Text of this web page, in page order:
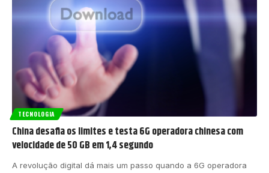
TECNOLOGIA
China desafia os limites e testa 6G operadora chinesa com
velocidade de 50 GB em 1,4 segundo
A revolução digital dá mais um passo quando a 6G operadora